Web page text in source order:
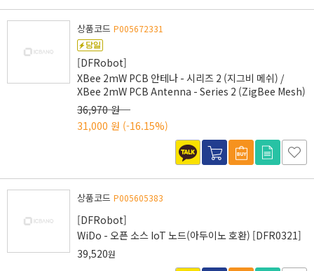
상품코드 P005672331
[DFRobot]
XBee 2mW PCB 안테나 - 시리즈 2 (지그비 메쉬) /
XBee 2mW PCB Antenna - Series 2 (ZigBee Mesh)
36,970 원
31,000 원 (-16.15%)
상품코드 P005605383
[DFRobot]
WiDo - 오픈 소스 IoT 노드(아두이노 호환) [DFR0321]
39,520원